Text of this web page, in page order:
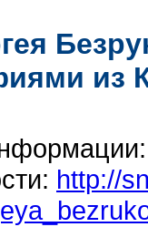
из
http://